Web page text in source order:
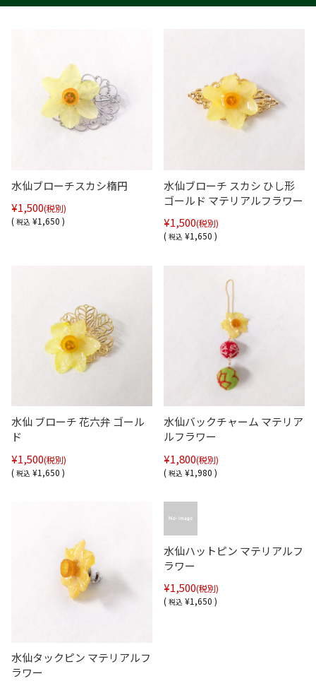
水仙ブローチスカシ楕円
¥1,500(税別)
(税込 ¥1,650 )
水仙ブローチ スカシ ひし形
ゴールド マテリアルフラワー
¥1,500(税別)
(税込 ¥1,650 )
水仙 ブローチ 花六弁 ゴール
ド
¥1,500(税別)
(税込 ¥1,650 )
水仙バックチャーム マテリア
ルフラワー
¥1,800(税別)
(税込 ¥1,980 )
水仙タックピン マテリアルフ
ラワー
水仙ハットピン マテリアルフ
ラワー
¥1,500(税別)
(税込 ¥1,650 )